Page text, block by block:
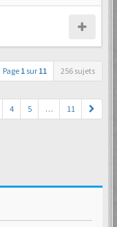
Page 1 sur 11 256 sujets
4 5 … 11